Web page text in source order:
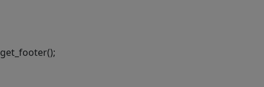
get_footer();